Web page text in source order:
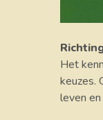
Het
keuzes.
leven